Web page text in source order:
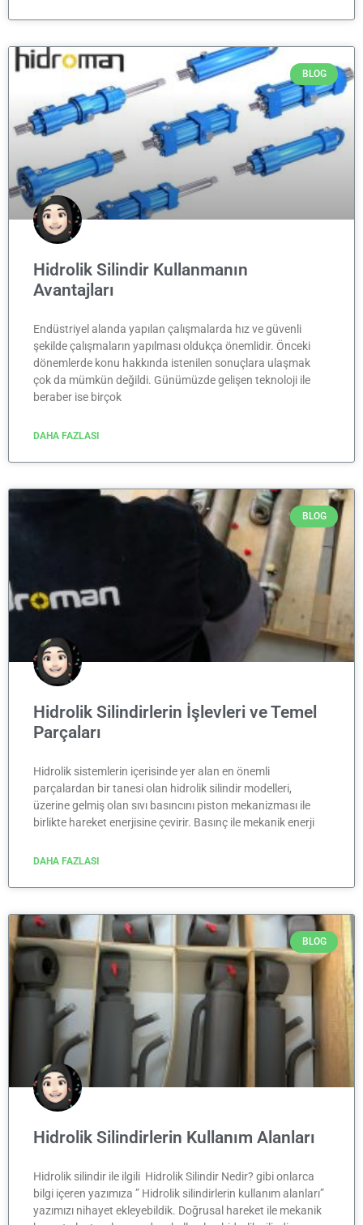
BLOG
Hidrolik Silindir Kullanmanın
Avantajları
Endüstriyel alanda yapılan çalışmalarda hız ve güvenli
şekilde çalışmaların yapılması oldukça önemlidir. Önceki
dönemlerde konu hakkında istenilen sonuçlara ulaşmak
çok da mümkün değildi. Günümüzde gelişen teknoloji ile
beraber ise birçok
DAHA FAZLASI
BLOG
Hidrolik Silindirlerin İşlevleri ve Temel
Parçaları
Hidrolik sistemlerin içerisinde yer alan en önemli
parçalardan bir tanesi olan hidrolik silindir modelleri,
üzerine gelmiş olan sıvı basıncını piston mekanizması ile
birlikte hareket enerjisine çevirir. Basınç ile mekanik enerji
DAHA FAZLASI
BLOG
Hidrolik Silindirlerin Kullanım Alanları
Hidrolik silindir ile ilgili Hidrolik Silindir Nedir? gibi onlarca
bilgi içeren yazımıza ” Hidrolik silindirlerin kullanım alanları”
yazımızı nihayet ekleyebildik. Doğrusal hareket ile mekanik